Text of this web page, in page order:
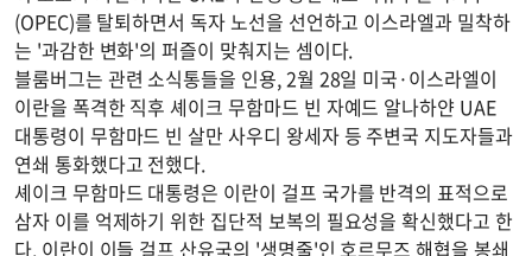
(OPEC)를 탈퇴하면서 독자 노선을 선언하고 이스라엘과 밀착하
는 '과감한 변화'의 퍼즐이 맞춰지는 셈이다.
블룸버그는 관련 소식통들을 인용, 2월 28일 미국·이스라엘이
이란을 폭격한 직후 셰이크 무함마드 빈 자예드 알나하얀 UAE
대통령이 무함마드 빈 살만 사우디 왕세자 등 주변국 지도자들과
연쇄 통화했다고 전했다.
셰이크 무함마드 대통령은 이란이 걸프 국가를 반격의 표적으로
삼자 이를 억제하기 위한 집단적 보복의 필요성을 확신했다고 한
다. 이란이 이들 걸프 산유국의 '생명줄'인 호르무즈 해협을 봉쇄